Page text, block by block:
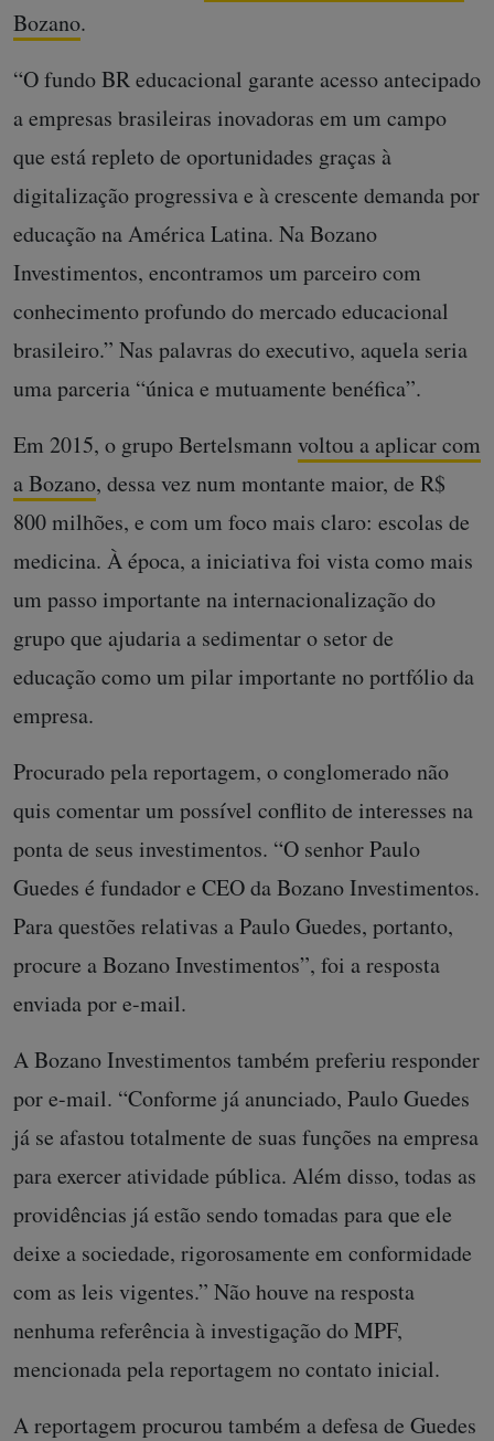
Bozano.
“O fundo BR educacional garante acesso antecipado
a empresas brasileiras inovadoras em um campo
que está repleto de oportunidades graças à
digitalização progressiva e à crescente demanda por
educação na América Latina. Na Bozano
Investimentos, encontramos um parceiro com
conhecimento profundo do mercado educacional
brasileiro.” Nas palavras do executivo, aquela seria
uma parceria “única e mutuamente benéfica”.
Em 2015, o grupo Bertelsmannvoltou a aplicar com
a Bozano, dessa vez num montante maior, de R$
800 milhões, e com um foco mais claro: escolas de
medicina. À época, a iniciativa foi vista como mais
um passo importante na internacionalização do
grupo que ajudaria a sedimentar o setor de
educação como um pilar importante no portfólio da
empresa.
Procurado pela reportagem, o conglomerado não
quis comentar um possível conflito de interesses na
ponta de seus investimentos. “O senhor Paulo
Guedes é fundador e CEO da Bozano Investimentos.
Para questões relativas a Paulo Guedes, portanto,
procure a Bozano Investimentos”, foi a resposta
enviada por e-mail.
A Bozano Investimentos também preferiu responder
por e-mail. “Conforme já anunciado, Paulo Guedes
já se afastou totalmente de suas funções na empresa
para exercer atividade pública. Além disso, todas as
providências já estão sendo tomadas para que ele
deixe a sociedade, rigorosamente em conformidade
com as leis vigentes.” Não houve na resposta
nenhuma referência à investigação do MPF,
mencionada pela reportagem no contato inicial.
A reportagem procurou também a defesa de Guedes